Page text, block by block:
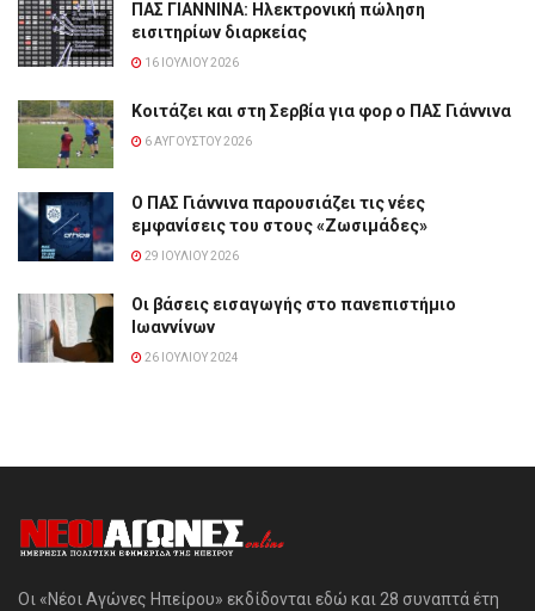
ΠΑΣ ΓΙΑΝΝΙΝΑ: Hλεκτρονική πώληση
εισιτηρίων διαρκείας
16 ΙΟΥΛΊΟΥ 2026
Κοιτάζει και στη Σερβία για φορ ο ΠΑΣ Γιάννινα
6 ΑΥΓΟΎΣΤΟΥ 2026
Ο ΠΑΣ Γιάννινα παρουσιάζει τις νέες
εμφανίσεις του στους «Ζωσιμάδες»
29 ΙΟΥΛΊΟΥ 2026
Οι βάσεις εισαγωγής στο πανεπιστήμιο
Ιωαννίνων
26 ΙΟΥΛΊΟΥ 2024
Οι «Νέοι Αγώνες Ηπείρου» εκδίδονται εδώ και 28 συναπτά έτη